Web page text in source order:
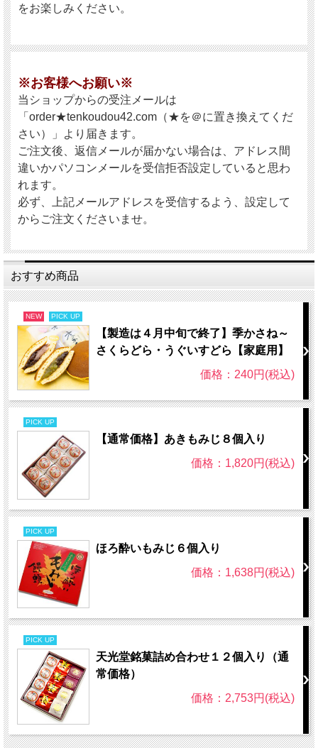
をお楽しみください。
※お客様へお願い※
当ショップからの受注メールは
「order★tenkoudou42.com（★を＠に置き換えてくだ
さい）」より届きます。
ご注文後、返信メールが届かない場合は、アドレス間
違いかパソコンメールを受信拒否設定していると思わ
れます。
必ず、上記メールアドレスを受信するよう、設定して
からご注文くださいませ。
おすすめ商品
NEW PICK UP
【製造は４月中旬で終了】季かさね～
さくらどら・うぐいすどら【家庭用】
価格：240円(税込)
PICK UP
【通常価格】あきもみじ８個入り
価格：1,820円(税込)
PICK UP
ほろ酔いもみじ６個入り
価格：1,638円(税込)
PICK UP
天光堂銘菓詰め合わせ１２個入り（通
常価格）
価格：2,753円(税込)